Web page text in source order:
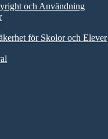
och Användning
för Skolor och Elever